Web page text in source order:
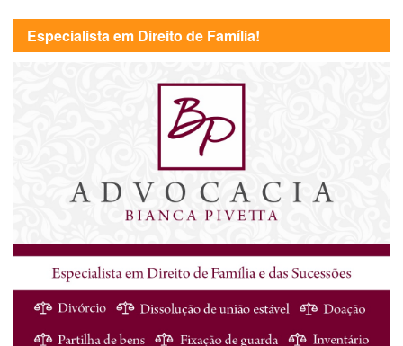
Especialista em Direito de Família!